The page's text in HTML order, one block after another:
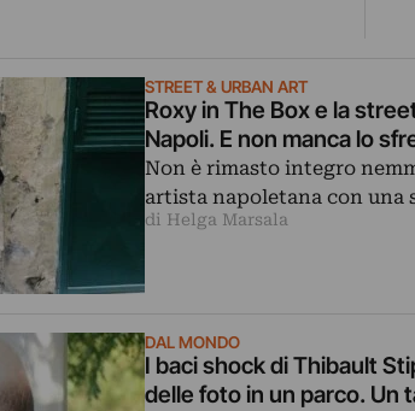
STREET & URBAN ART
Roxy in The Box e la
Napoli. E non manca lo
Non è rimasto integro
artista napoletana con
di Helga Marsala
DAL MONDO
I baci shock di Thibault
delle foto in un parco. Un